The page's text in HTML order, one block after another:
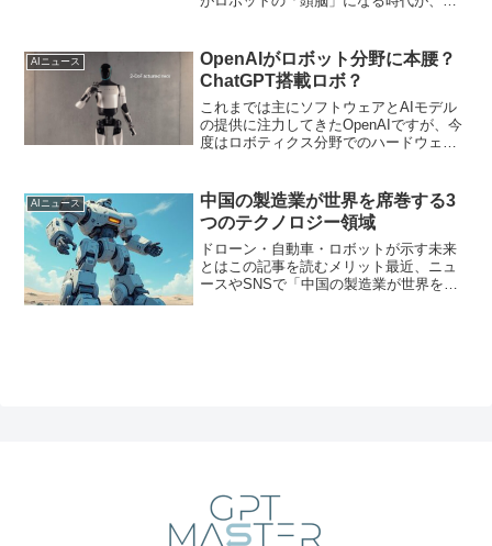
On-Dev...
AIニュース
OpenAIがロボット分野に本腰？
ChatGPT搭載ロボ？
これまでは主にソフトウェアとAIモデル
の提供に注力してきたOpenAIですが、今
度はロボティクス分野でのハードウェア
集された「初のロボティクス向けハード
ウェア関連職」のニュースについてわか
りやすく紹介します。
AIニュース
中国の製造業が世界を席巻する3
つのテクノロジー領域
ドローン・自動車・ロボットが示す未来
とはこの記事を読むメリット最近、ニュ
ースやSNSで「中国の製造業が世界をリ